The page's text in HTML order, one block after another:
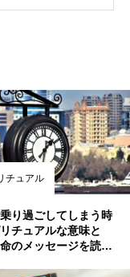
チュアル
り過ごしてしまう時
チュアルな意味と
のメッセージを読み